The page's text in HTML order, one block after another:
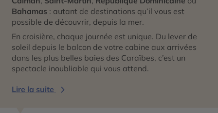
Bahamas : autant de destinations qu’il vous est
possible de découvrir, depuis la mer.
En croisière, chaque journée est unique. Du lever de
soleil depuis le balcon de votre cabine aux arrivées
dans les plus belles baies des Caraïbes, c’est un
spectacle inoubliable qui vous attend.
Lire la suite